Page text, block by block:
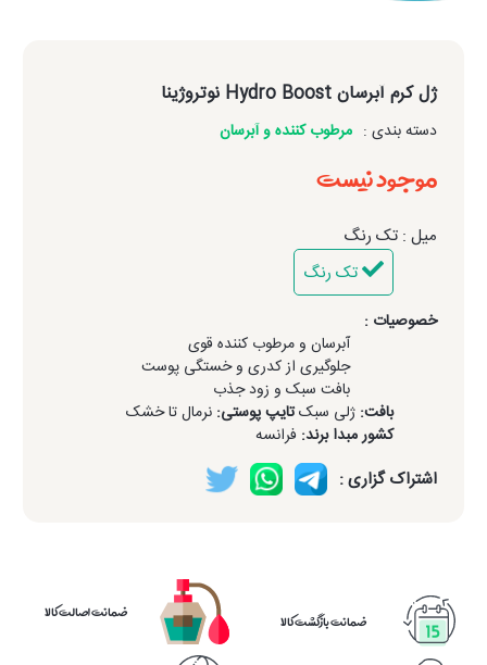
ژل کرم آبرسان Hydro Boost نوتروژینا
دسته بندی : مرطوب کننده و آبرسان
موجود نیست
میل : تک رنگ
تک رنگ
خصوصیات :
آبرسان و مرطوب کننده قوی
جلوگیری از کدری و خستگی پوست
بافت سبک و زود جذب
بافت: ژلی سبکتایپ پوستی: نرمال تا خشک
کشور مبدا برند: فرانسه
اشتراک گزاری :
ضمانت بازگشت کالا ضمانت اصالت کالا